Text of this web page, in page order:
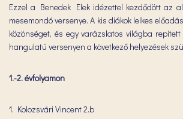
Ezzel a Benedek Elek idézettel kezdődött az
mesemondó versenye. A kis diákok lelkes
közönséget, és egy varázslatos világba
hangulatú versenyen a következő helyezések
1.-2. évfolyamon
1. Kolozsvári Vincent 2.b